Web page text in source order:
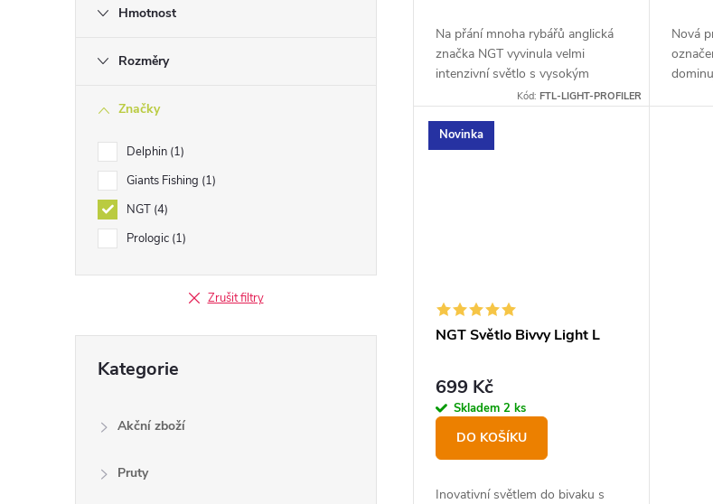
Hmotnost
Rozměry
Značky
Delphin 1
Giants Fishing 1
NGT 4
Prologic 1
Zrušit filtry
kategorie
Kategorie
Akční zboží
Pruty
Na přání mnoha rybářů anglická
značka NGT vyvinula velmi
intenzivní světlo s vysokým
výkonem powerbanky a zároveň
Kód: FTL-LIGHT-PROFILER
Nová
Novinka
NGT Světlo Bivvy Light L
699 Kč
Skladem 2 ks
DO KOŠÍKU
Inovativní světlem do bivaku s